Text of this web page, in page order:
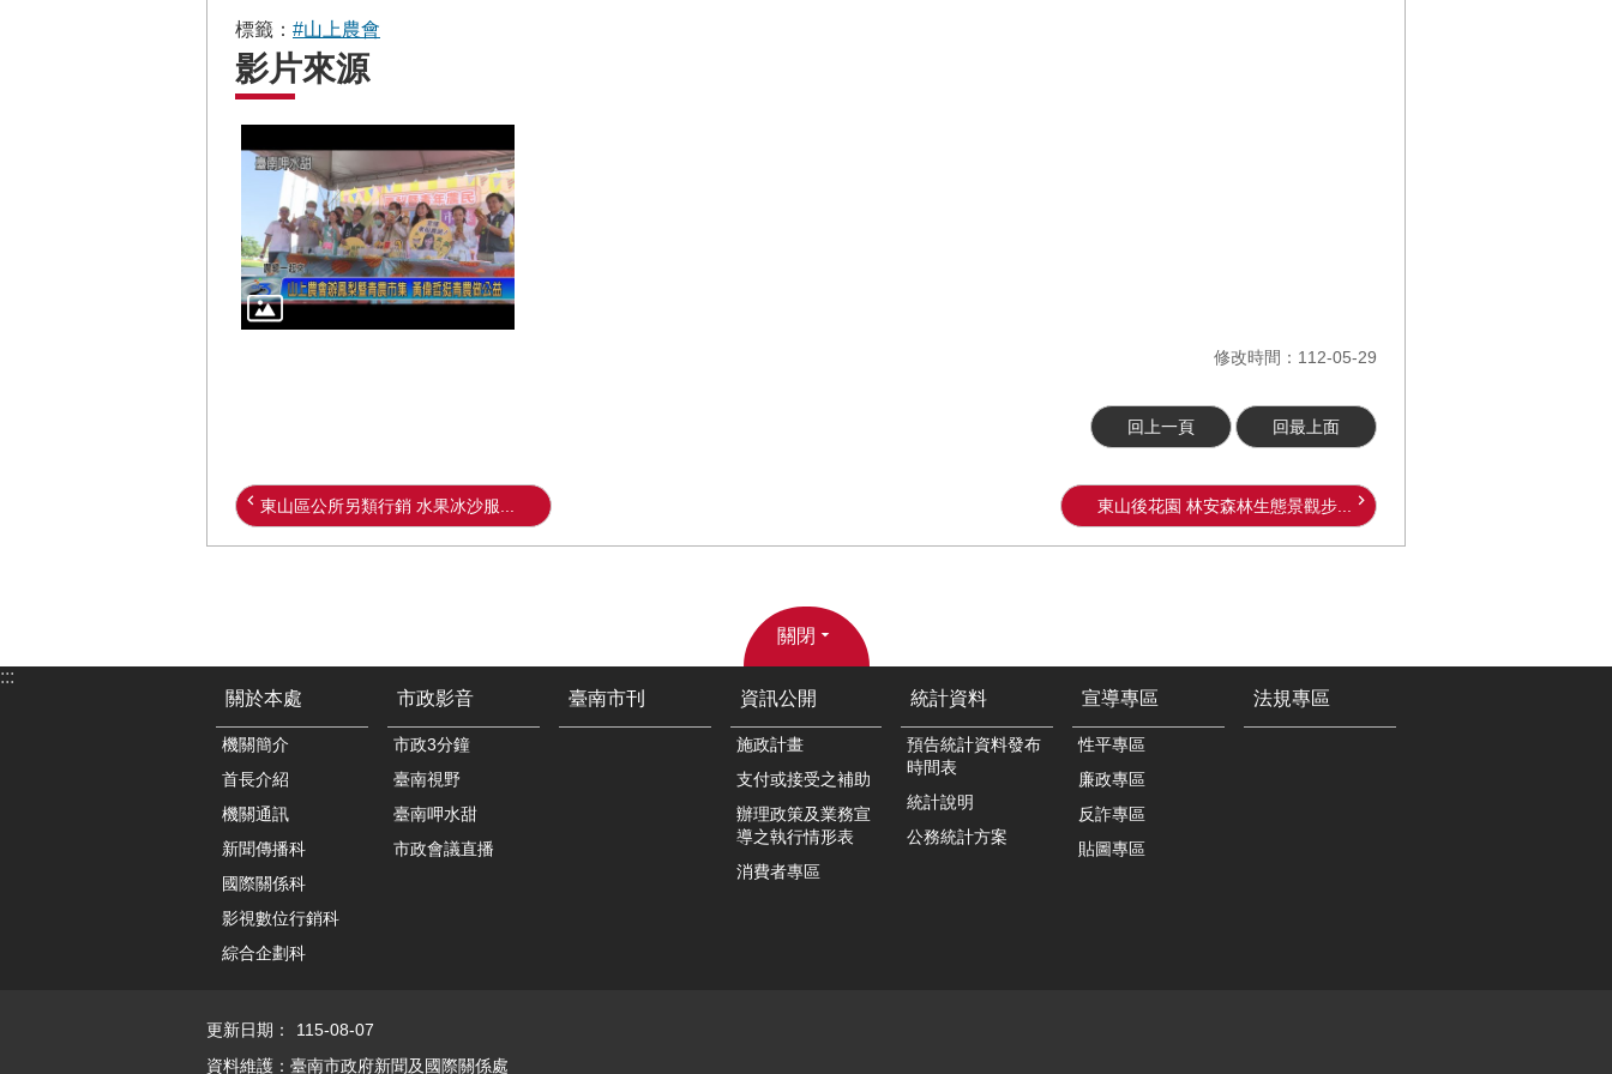
標籤： #山上農會
影片來源
修改時間：112-05-29
回上一頁 回最上面
東山區公所另類行銷 水果冰沙服... 東山後花園 林安森林生態景觀步...
關閉
:::
關於本處
機關簡介
首長介紹
機關通訊
新聞傳播科
國際關係科
影視數位行銷科
綜合企劃科
市政影音
市政3分鐘
臺南視野
臺南呷水甜
市政會議直播
臺南市刊 資訊公開
施政計畫
支付或接受之補助
辦理政策及業務宣
導之執行情形表
消費者專區
統計資料
預告統計資料發布
時間表
統計說明
公務統計方案
宣導專區
性平專區
廉政專區
反詐專區
貼圖專區
法規專區
更新日期：
115-08-07
資料維護：臺南市政府新聞及國際關係處